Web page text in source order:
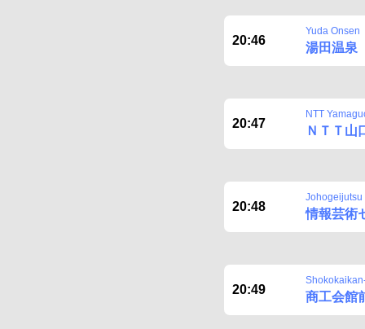
20:46
Yuda Onsen
湯田温泉
20:47
NTT
ＮＴＴ山
20:48
Johogeijutsu
情報芸術
20:49
商工会館